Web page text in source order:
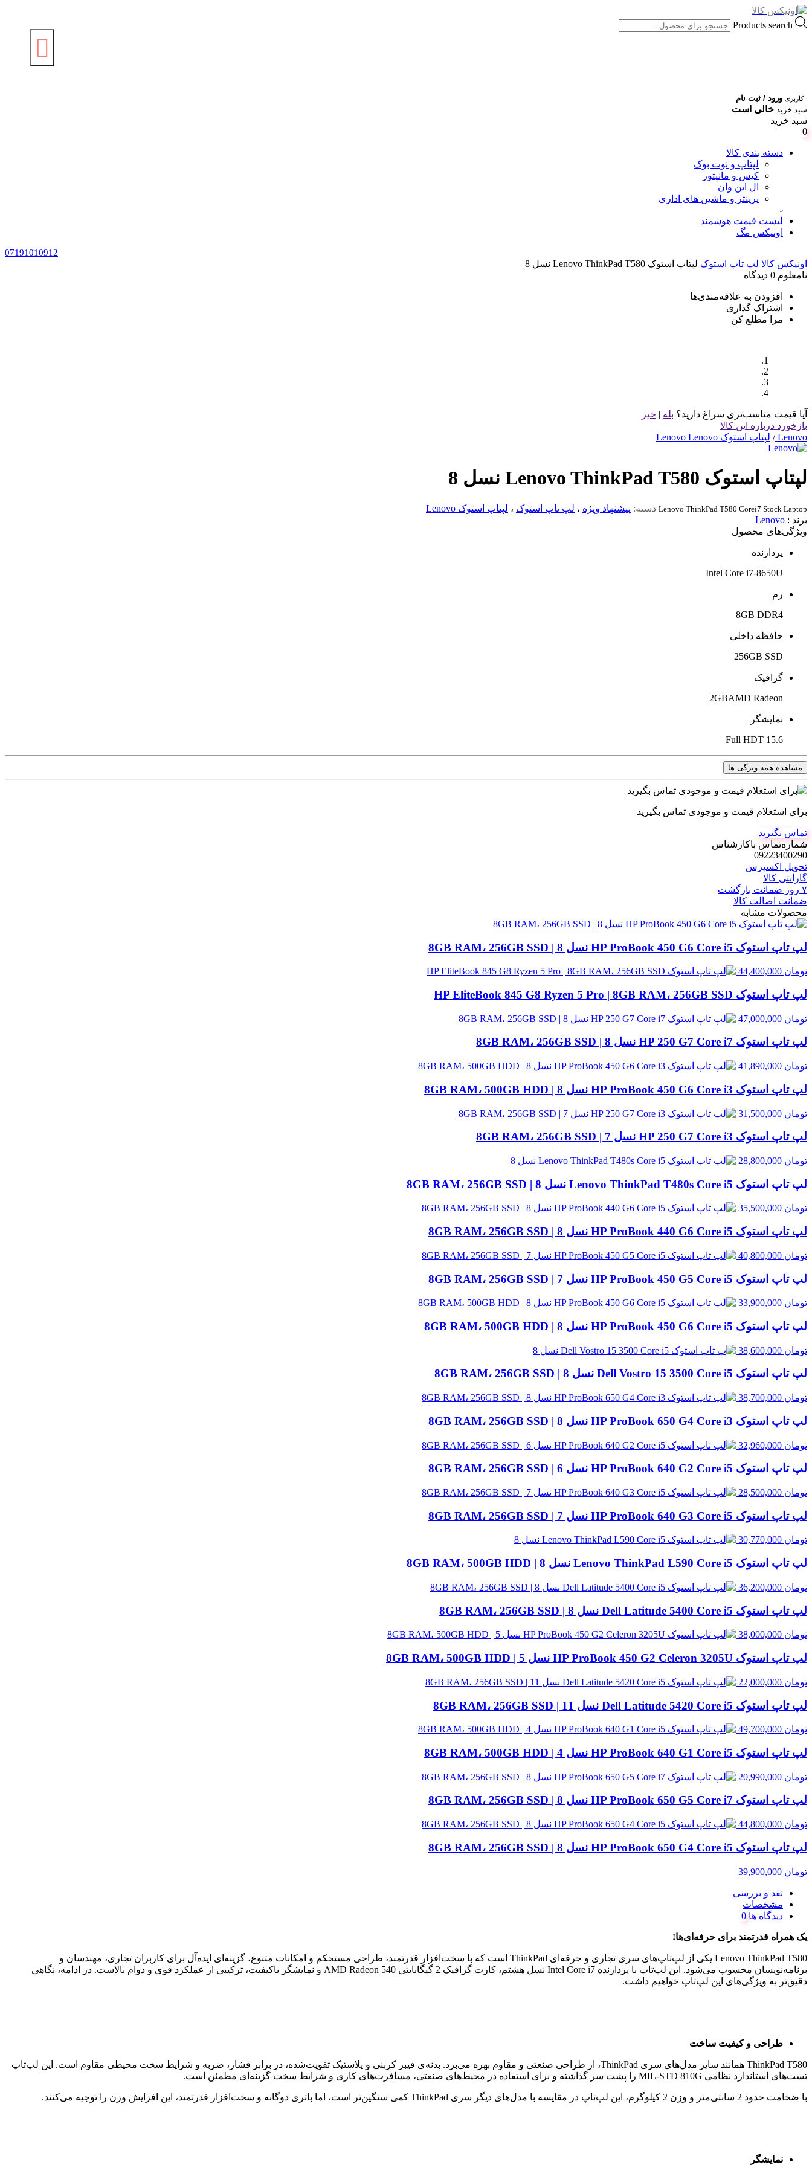
Products search
کاربری ورود / ثبت نام
سبد خرید خالی است
سبد خرید
0
دسته بندی کالا
لپتاپ و نوت بوک
کیس و مانیتور
ال این وان
پرینتر و ماشین های اداری
لیست قیمت هوشمند
اونیکس مگ
07191010912
اونیکس کالا لپ تاپ استوک لپتاپ استوک Lenovo ThinkPad T580 نسل 8
نامعلوم 0 دیدگاه
افزودن به علاقه‌مندی‌ها
اشتراک گذاری
مرا مطلع کن
آیا قیمت مناسب‌تری سراغ دارید؟ بله | خیر
بازخورد درباره این کالا
Lenovo
/ لپتاپ استوک Lenovo Lenovo
لپتاپ استوک Lenovo ThinkPad T580 نسل 8
Lenovo ThinkPad T580 Corei7 Stock Laptop دسته: پیشنهاد ویژه ، لپ تاپ استوک ، لپتاپ استوک Lenovo
برند : Lenovo
ویژگی‌های محصول
پردازنده
Intel Core i7-8650U
رم
8GB DDR4
حافظه داخلی
256GB SSD
گرافیک
2GBAMD Radeon
نمایشگر
15.6 Full HDT
مشاهده همه ویژگی ها
برای استعلام قیمت و موجودی تماس بگیرید
تماس بگیرید
شماره‌تماس‌ با‌کارشناس
09223400290
تحویل اکسپرس
گارانتی کالا
۷ روز ضمانت بازگشت
ضمانت اصالت کالا
محصولات مشابه
لپ تاپ استوک HP ProBook 450 G6 Core i5 نسل 8 | 8GB RAM، 256GB SSD
تومان
لپ تاپ استوک HP EliteBook 845 G8 Ryzen 5 Pro | 8GB RAM، 256GB SSD
تومان
لپ تاپ استوک HP 250 G7 Core i7 نسل 8 | 8GB RAM، 256GB SSD
تومان
لپ تاپ استوک HP ProBook 450 G6 Core i3 نسل 8 | 8GB RAM، 500GB HDD
تومان
لپ تاپ استوک HP 250 G7 Core i3 نسل 7 | 8GB RAM، 256GB SSD
تومان
لپ تاپ استوک Lenovo ThinkPad T480s Core i5 نسل 8 | 8GB RAM، 256GB SSD
تومان
لپ تاپ استوک HP ProBook 440 G6 Core i5 نسل 8 | 8GB RAM، 256GB SSD
تومان
لپ تاپ استوک HP ProBook 450 G5 Core i5 نسل 7 | 8GB RAM، 256GB SSD
تومان
لپ تاپ استوک HP ProBook 450 G6 Core i5 نسل 8 | 8GB RAM، 500GB HDD
تومان
لپ تاپ استوک Dell Vostro 15 3500 Core i5 نسل 8 | 8GB RAM، 256GB SSD
تومان
لپ تاپ استوک HP ProBook 650 G4 Core i3 نسل 8 | 8GB RAM، 256GB SSD
تومان
لپ تاپ استوک HP ProBook 640 G2 Core i5 نسل 6 | 8GB RAM، 256GB SSD
تومان
لپ تاپ استوک HP ProBook 640 G3 Core i5 نسل 7 | 8GB RAM، 256GB SSD
تومان
لپ تاپ استوک Lenovo ThinkPad L590 Core i5 نسل 8 | 8GB RAM، 500GB HDD
تومان
لپ تاپ استوک Dell Latitude 5400 Core i5 نسل 8 | 8GB RAM، 256GB SSD
تومان
لپ تاپ استوک HP ProBook 450 G2 Celeron 3205U نسل 5 | 8GB RAM، 500GB HDD
تومان
لپ تاپ استوک Dell Latitude 5420 Core i5 نسل 11 | 8GB RAM، 256GB SSD
تومان
لپ تاپ استوک HP ProBook 640 G1 Core i5 نسل 4 | 8GB RAM، 500GB HDD
تومان
لپ تاپ استوک HP ProBook 650 G5 Core i7 نسل 8 | 8GB RAM، 256GB SSD
تومان
لپ تاپ استوک HP ProBook 650 G4 Core i5 نسل 8 | 8GB RAM، 256GB SSD
تومان
نقد و بررسی
مشخصات
دیدگاه ها
یک همراه قدرتمند برای حرفه‌ای‌ها!
Lenovo ThinkPad T580 یکی از لپ‌تاپ‌های سری تجاری و حرفه‌ای ThinkPad است که با سخت‌افزار قدرتمند، طراحی مستحکم و امکانات متنوع، گزینه‌ای ایده‌آل برای کاربران تجاری، مهندسان و
برنامه‌نویسان محسوب می‌شود. این لپ‌تاپ با پردازنده Intel Core i7 نسل هشتم، کارت گرافیک 2 گیگابایتی AMD Radeon 540 و نمایشگر باکیفیت، ترکیبی از عملکرد قوی و دوام بالاست. در ادامه، نگاهی
دقیق‌تر به ویژگی‌های این لپ‌تاپ خواهیم داشت.
طراحی و کیفیت ساخت
ThinkPad T580 همانند سایر مدل‌های سری ThinkPad، از طراحی صنعتی و مقاوم بهره می‌برد. بدنه‌ی فیبر کربنی و پلاستیک تقویت‌شده، در برابر فشار، ضربه و شرایط سخت محیطی مقاوم است. این لپ‌تاپ
تست‌های استاندارد نظامی MIL-STD 810G را پشت سر گذاشته و برای استفاده در محیط‌های صنعتی، مسافرت‌های کاری و شرایط سخت گزینه‌ای مطمئن است.
با ضخامت حدود 2 سانتی‌متر و وزن 2 کیلوگرم، این لپ‌تاپ در مقایسه با مدل‌های دیگر سری ThinkPad کمی سنگین‌تر است، اما باتری دوگانه و سخت‌افزار قدرتمند، این افزایش وزن را توجیه می‌کنند.
نمایشگر